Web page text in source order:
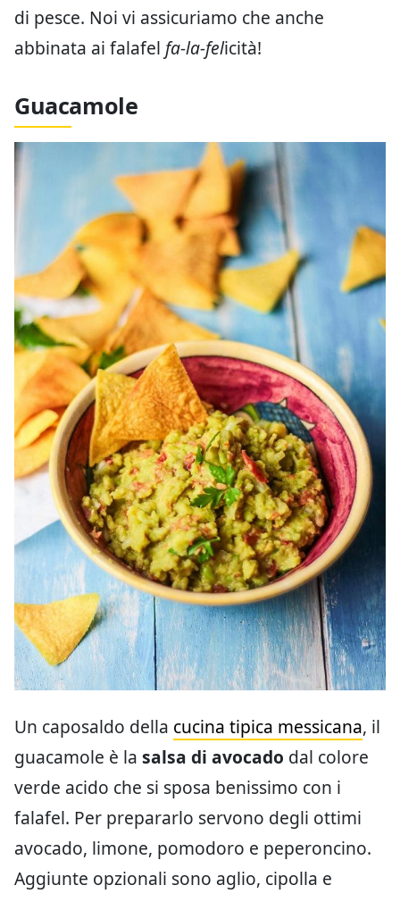
di pesce. Noi vi assicuriamo che anche
abbinata ai falafel fa-la-felicità!
Guacamole
Un caposaldo della cucina tipica messicana, il
guacamole è la salsa di avocado dal colore
verde acido che si sposa benissimo con i
falafel. Per prepararlo servono degli ottimi
avocado, limone, pomodoro e peperoncino.
Aggiunte opzionali sono aglio, cipolla e